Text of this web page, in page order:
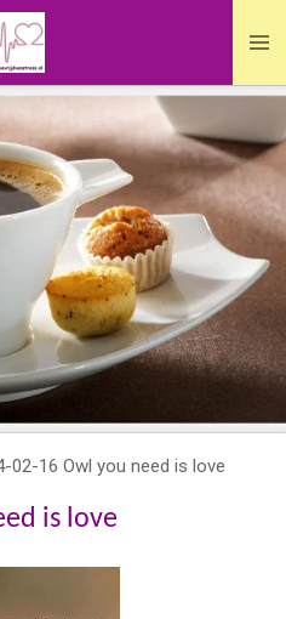
02-16 Owl you need is love
is love